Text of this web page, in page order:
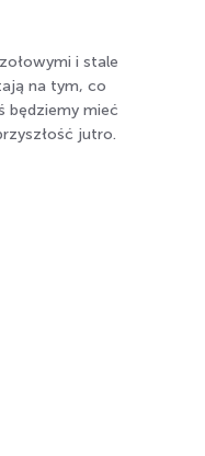
i stale
na tym, co
będziemy mieć
jutro.